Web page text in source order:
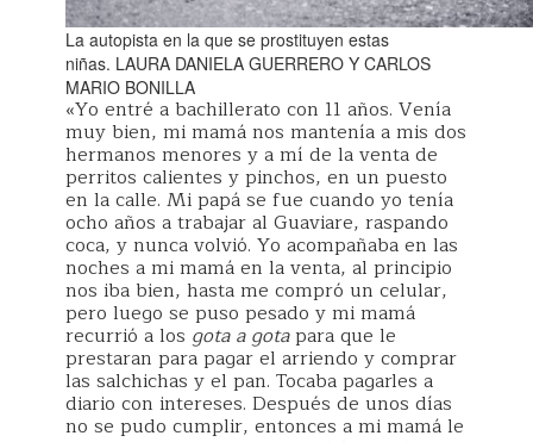
La autopista en la que se prostituyen estas
niñas. LAURA DANIELA GUERRERO Y CARLOS
MARIO BONILLA
«Yo entré a bachillerato con 11 años. Venía
muy bien, mi mamá nos mantenía a mis dos
hermanos menores y a mí de la venta de
perritos calientes y pinchos, en un puesto
en la calle. Mi papá se fue cuando yo tenía
ocho años a trabajar al Guaviare, raspando
coca, y nunca volvió. Yo acompañaba en las
noches a mi mamá en la venta, al principio
nos iba bien, hasta me compró un celular,
pero luego se puso pesado y mi mamá
recurrió a los gota a gotapara que le
prestaran para pagar el arriendo y comprar
las salchichas y el pan. Tocaba pagarles a
diario con intereses. Después de unos días
no se pudo cumplir, entonces a mi mamá le